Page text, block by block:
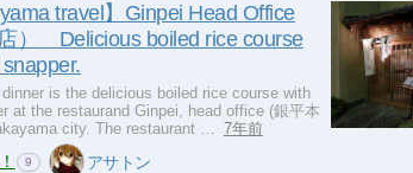
travel】Ginpei Head Office
） Delicious boiled rice course
is the delicious boiled rice course with
at the restaurand Ginpei, head office (銀平本
city. The restaurant … 7年前
9 アサトン